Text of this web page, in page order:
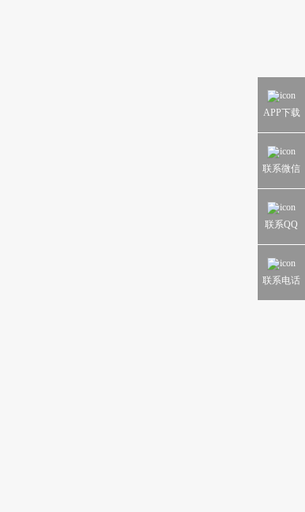
APP下载
联系微信
联系QQ
联系电话